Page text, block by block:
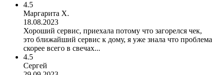
4.5
Маргарита Х.
18.08.2023
Хороший сервис, приехала потому что загорелся чек,
это ближайший сервис к дому, я уже знала что проблема
скорее всего в свечах...
4.5
Сергей